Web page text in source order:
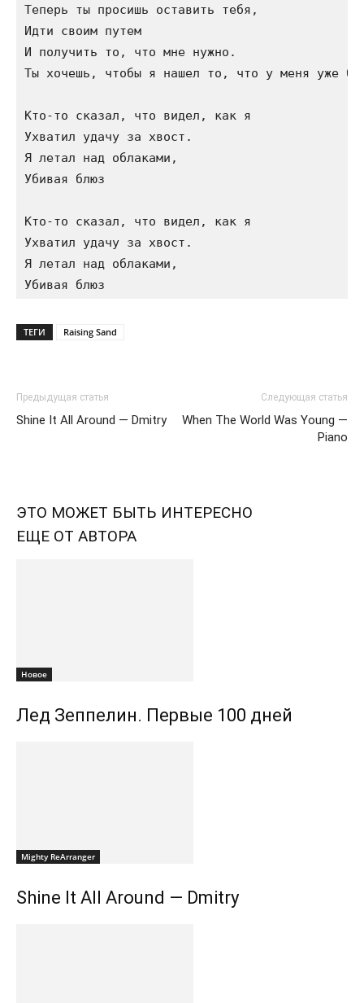
Теперь ты просишь оставить тебя,
Идти своим путем
И получить то, что мне нужно.
Ты хочешь, чтобы я нашел то, что у меня уже
Кто-то сказал, что видел, как я
Ухватил удачу за хвост.
Я летал над облаками,
Убивая блюз
Кто-то сказал, что видел, как я
Ухватил удачу за хвост.
Я летал над облаками,
ТЕГИ Raising Sand
Предыдущая статья
Shine It All Around — Dmitry
Следующая статья
When The World Was Young —
Piano
ЭТО МОЖЕТ БЫТЬ ИНТЕРЕСНО
ЕЩЕ ОТ АВТОРА
Новоe
Лед Зеппелин. Первые 100 дней
Mighty ReArranger
Shine It All Around — Dmitry